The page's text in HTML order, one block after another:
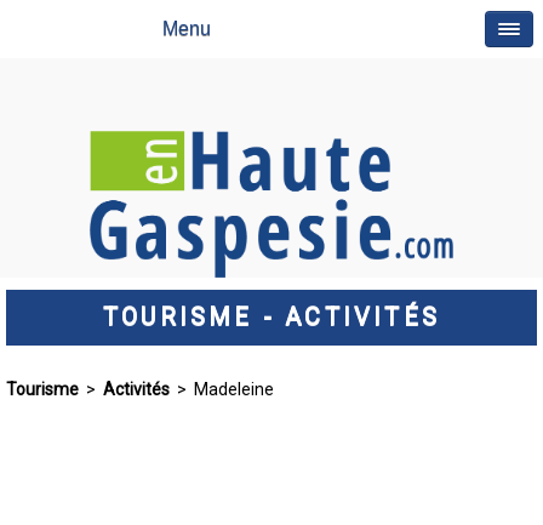
Menu
TOURISME - ACTIVITÉS
Tourisme > Activités > Madeleine